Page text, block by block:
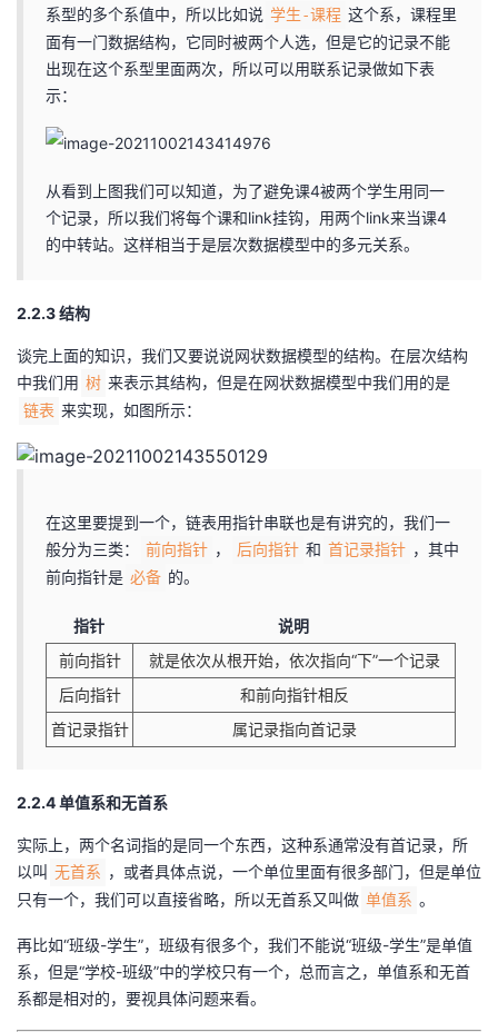
系型的多个系值中，所以比如说 学生-课程 这个系，课程里
面有一门数据结构，它同时被两个人选，但是它的记录不能
出现在这个系型里面两次，所以可以用联系记录做如下表
示：
从看到上图我们可以知道，为了避免课4被两个学生用同一
个记录，所以我们将每个课和link挂钩，用两个link来当课4
的中转站。这样相当于是层次数据模型中的多元关系。
2.2.3 结构
谈完上面的知识，我们又要说说网状数据模型的结构。在层次结构
中我们用 树 来表示其结构，但是在网状数据模型中我们用的是
链表 来实现，如图所示：
在这里要提到一个，链表用指针串联也是有讲究的，我们一
般分为三类：
前向指针 ， 后向指针 和 首记录指针 ，其中
前向指针是 必备 的。
指针
说明
前向指针
就是依次从根开始，依次指向“下”一个记录
后向指针
和前向指针相反
首记录指针
属记录指向首记录
2.2.4 单值系和无首系
实际上，两个名词指的是同一个东西，这种系通常没有首记录，所
以叫 无首系 ，或者具体点说，一个单位里面有很多部门，但是单位
只有一个，我们可以直接省略，所以无首系又叫做 单值系 。
再比如“班级-学生”，班级有很多个，我们不能说“班级-学生”是单值
系，但是“学校-班级”中的学校只有一个，总而言之，单值系和无首
系都是相对的，要视具体问题来看。